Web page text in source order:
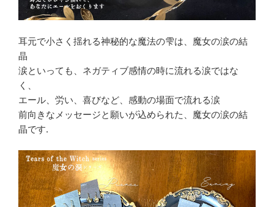
耳元で小さく揺れる神秘的な魔法の雫は、魔女の涙の結
晶
涙といっても、ネガティブ感情の時に流れる涙ではな
く、
エール、労い、喜びなど、感動の場面で流れる涙
前向きなメッセージと願いが込められた、魔女の涙の結
晶です.